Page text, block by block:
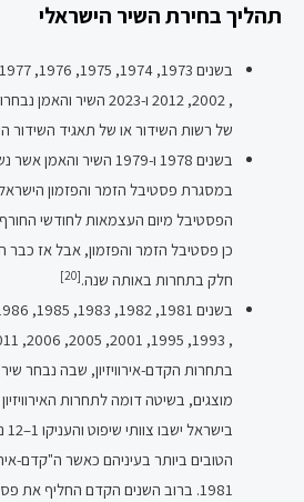
תהליך בחירת השיר הישראלי
, 2002, 2012 ו-2023 השיר
של רשות השידור או של תאגיד השידור
בשנים 1978 ו-1979 השיר
במסגרת פסטיבל הזמר והפזמון
כן פסטיבל הזמר והפזמון, אבל אז כבר
חלק בתחרות באותה שנה.[20]
מוצגים, בשיטה דומה לתחרות
הטובים ביותר בעיניהם כאשר ה"קדם-
1981. ברוב השנים הקדם החליף את